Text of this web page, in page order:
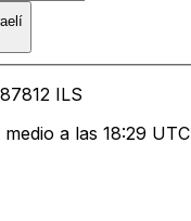
ILS
a las 18:29 UTC